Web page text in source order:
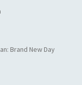
Brand New Day